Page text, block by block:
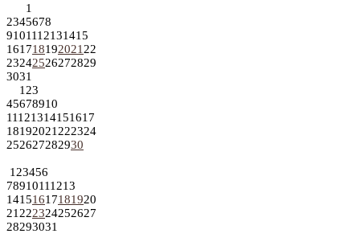
1
2345678
9101112131415
161718192021 22
23242526272829
3031
1 23
45678910
11121314151617
18192021 222324
252627282930
1 23456
78910111213
14151617181920
21 222324252627
28293031